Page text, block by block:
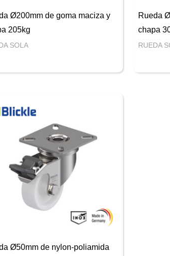
Ø200mm de goma maciza y
205kg
SOLA
Rueda
chapa
RUEDA
Ø50mm de nylon-poliamida